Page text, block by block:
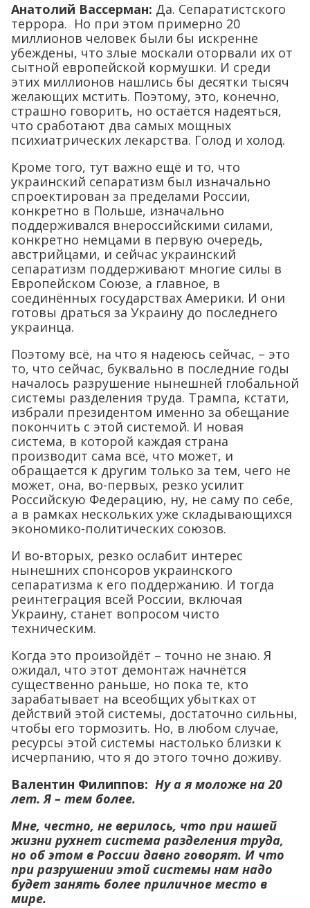
Анатолий Вассерман: Да. Сепаратистского
террора. Но при этом примерно 20
миллионов человек были бы искренне
убеждены, что злые москали оторвали их от
сытной европейской кормушки. И среди
этих миллионов нашлись бы десятки тысяч
желающих мстить. Поэтому, это, конечно,
страшно говорить, но остаётся надеяться,
что сработают два самых мощных
психиатрических лекарства. Голод и холод.
Кроме того, тут важно ещё и то, что
украинский сепаратизм был изначально
спроектирован за пределами России,
конкретно в Польше, изначально
поддерживался внероссийскими силами,
конкретно немцами в первую очередь,
австрийцами, и сейчас украинский
сепаратизм поддерживают многие силы в
Европейском Союзе, а главное, в
соединённых государствах Америки. И они
готовы драться за Украину до последнего
украинца.
Поэтому всё, на что я надеюсь сейчас, – это
то, что сейчас, буквально в последние годы
началось разрушение нынешней глобальной
системы разделения труда. Трампа, кстати,
избрали президентом именно за обещание
покончить с этой системой. И новая
система, в которой каждая страна
производит сама всё, что может, и
обращается к другим только за тем, чего не
может, она, во-первых, резко усилит
Российскую Федерацию, ну, не саму по себе,
а в рамках нескольких уже складывающихся
экономико-политических союзов.
И во-вторых, резко ослабит интерес
нынешних спонсоров украинского
сепаратизма к его поддержанию. И тогда
реинтеграция всей России, включая
Украину, станет вопросом чисто
техническим.
Когда это произойдёт – точно не знаю. Я
ожидал, что этот демонтаж начнётся
существенно раньше, но пока те, кто
зарабатывает на всеобщих убытках от
действий этой системы, достаточно сильны,
чтобы его тормозить. Но, в любом случае,
ресурсы этой системы настолько близки к
исчерпанию, что я до этого точно доживу.
Валентин Филиппов: Ну а я моложе на 20
лет. Я – тем более.
Мне, честно, не верилось, что при нашей
жизни рухнет система разделения труда,
но об этом в России давно говорят. И что
при разрушении этой системы нам надо
будет занять более приличное место в
мире.